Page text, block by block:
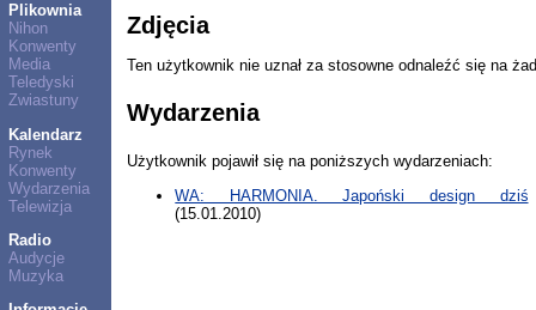
Plikownia
Nihon
Konwenty
Media
Teledyski
Zwiastuny
Kalendarz
Rynek
Konwenty
Wydarzenia
Telewizja
Radio
Audycje
Muzyka
Zdjęcia
Ten użytkownik nie uznał za stosowne odnaleźć się na
Wydarzenia
Użytkownik pojawił się na poniższych wydarzeniach:
WA: HARMONIA. Japoński design dziś
(15.01.2010)